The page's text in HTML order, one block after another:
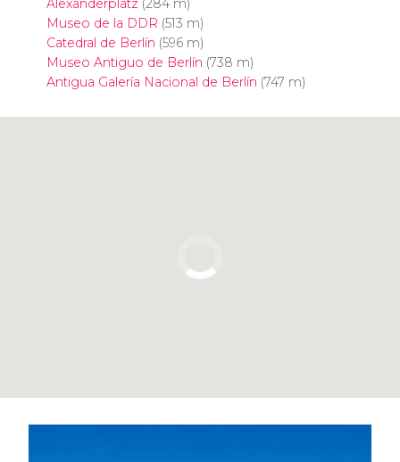
Alexanderplatz (284 m)
Museo de la DDR (513 m)
Catedral de Berlín (596 m)
Museo Antiguo de Berlín (738 m)
Antigua Galería Nacional de Berlín (747 m)